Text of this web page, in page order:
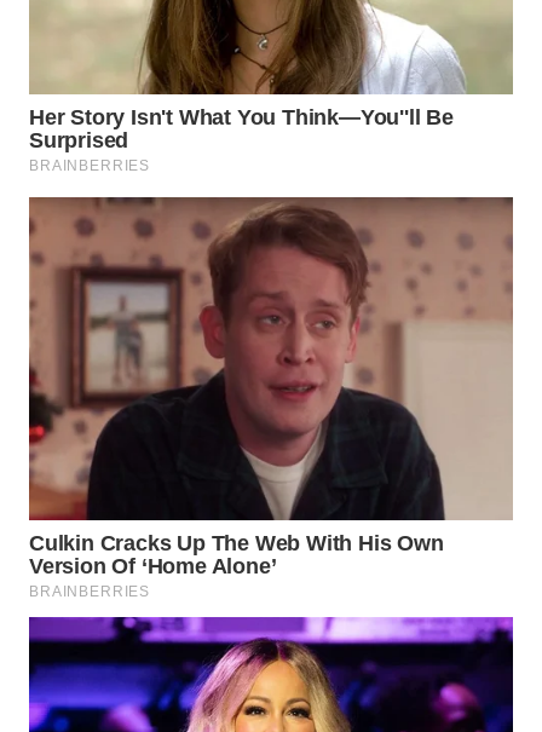
WN
KUNINGAN
WN
MAJALENGKA
WN
SUBANG
SUKABUMI
WN
PURWAKARTA
WN
PRIANGAN
WN
SEMARANG